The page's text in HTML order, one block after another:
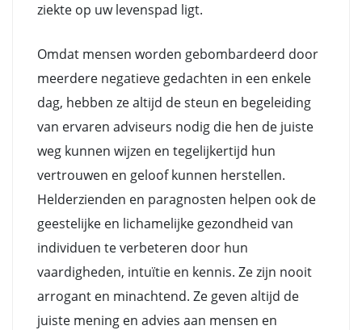
ziekte op uw levenspad ligt.
Omdat mensen worden gebombardeerd door
meerdere negatieve gedachten in een enkele
dag, hebben ze altijd de steun en begeleiding
van ervaren adviseurs nodig die hen de juiste
weg kunnen wijzen en tegelijkertijd hun
vertrouwen en geloof kunnen herstellen.
Helderzienden en paragnosten helpen ook de
geestelijke en lichamelijke gezondheid van
individuen te verbeteren door hun
vaardigheden, intuïtie en kennis. Ze zijn nooit
arrogant en minachtend. Ze geven altijd de
juiste mening en advies aan mensen en